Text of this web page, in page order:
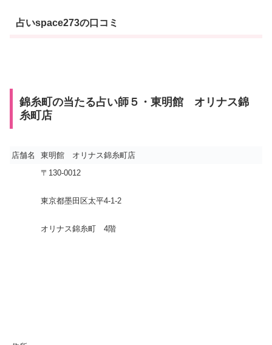
占いspace273の口コミ
錦糸町の当たる占い師５・東明館 オリナス錦
糸町店
店舗名 東明館 オリナス錦糸町店
〒130-0012
東京都墨田区太平4-1-2
オリナス錦糸町 4階